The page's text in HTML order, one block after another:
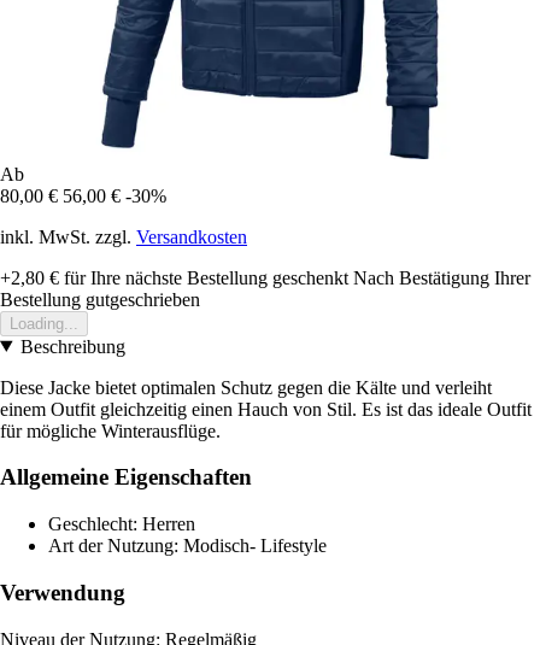
Ab
80,00 € 56,00 € -30%
inkl. MwSt. zzgl. Versandkosten
+2,80 € für Ihre nächste Bestellung geschenkt Nach Bestätigung Ihrer
Bestellung gutgeschrieben
Loading...
Beschreibung
Diese Jacke bietet optimalen Schutz gegen die Kälte und verleiht
einem Outfit gleichzeitig einen Hauch von Stil. Es ist das ideale Outfit
für mögliche Winterausflüge.
Allgemeine Eigenschaften
Geschlecht: Herren
Art der Nutzung: Modisch- Lifestyle
Verwendung
Niveau der Nutzung: Regelmäßig